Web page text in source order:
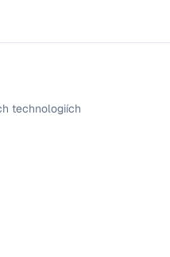
technologiích